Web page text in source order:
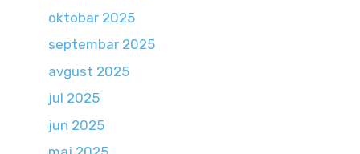
oktobar 2025
septembar 2025
avgust 2025
jul 2025
jun 2025